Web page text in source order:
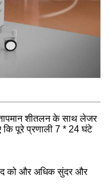
शीतलन के साथ लेजर
पूरे प्रणाली 7 * 24 घंटे
को और अधिक सुंदर और